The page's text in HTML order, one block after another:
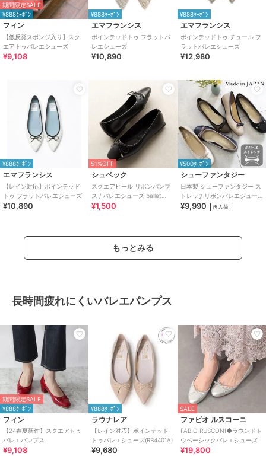
期間限定SALE
¥888ｸｰﾎﾟﾝ
フィン
【低反発スポンジ入り】スク
エアトゥバレエシューズ
¥9,108
¥888ｸｰﾎﾟﾝ
エマフランシス
ポインテッドトゥ フラットバ
レエシューズ
¥10,890
¥888ｸｰﾎﾟﾝ
エマフランシス
ポインテッドトゥ チュール フ
ラットバレエシューズ
¥12,980
¥888ｸｰﾎﾟﾝ
エマフランシス
【レイン対応】ポインテッド
トゥ フラットバレエシューズ
¥10,890
51%OFF
シュベック
スクエアヒール リボンパンプ
ス / バレエシューズ ballet
shoes
¥1,500
¥500ｸｰﾎﾟﾝ
シューファンタジー
日本製 シューファンタジー ス
トレッチリボンバレエシュー
ズ 2cmヒール
¥9,990 再入荷
もっとみる
長時間疲れにくいバレエパンプス
期間限定SALE
¥888ｸｰﾎﾟﾝ
フィン
【24春夏新作】スクエアトゥ
バレエパンプス
¥9,108
¥888ｸｰﾎﾟﾝ
ラウナレア
【レイン対応】ポインテッド
トゥバレエシューズ(RB4401A)
¥9,680
SALE
ファビオ ルスコーニ
FABIO RUSCONI◆ラウンドト
ウベーシックバレエシューズ
¥19,800